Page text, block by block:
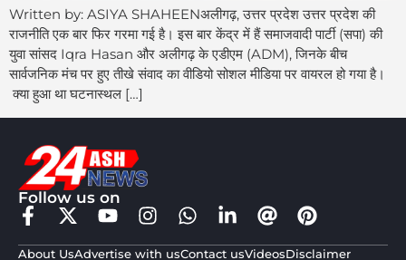
Written by: ASIYA SHAHEENअलीगढ़, उत्तर प्रदेश उत्तर प्रदेश की
राजनीति एक बार फिर गरमा गई है। इस बार केंद्र में हैं समाजवादी पार्टी (सपा) की
युवा सांसद Iqra Hasan और अलीगढ़ के एडीएम (ADM), जिनके बीच
सार्वजनिक मंच पर हुए तीखे संवाद का वीडियो सोशल मीडिया पर वायरल हो गया है।
क्या हुआ था घटनास्थल […]
Follow us on
About UsAdvertise with usContact usVideosDisclaimer